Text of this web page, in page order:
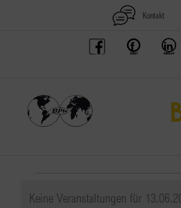
Kontakt
BPW
Austria
Offenes
BPW
Veranstaltungen
Keine Veranstaltungen für